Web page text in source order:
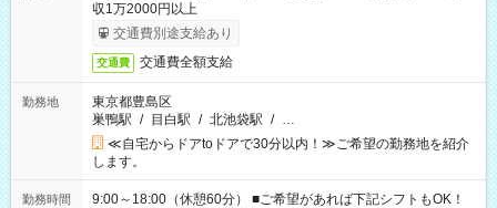
収1万2000円以上
交通費別途支給あり
交通費 交通費全額支給
勤務地
東京都豊島区
巣鴨駅 / 目白駅 / 北池袋駅 / …
≪自宅からドアtoドアで30分以内！≫ご希望の勤務地を紹介
します。
勤務時間
9:00～18:00（休憩60分） ■ご希望があれば下記シフトもOK！